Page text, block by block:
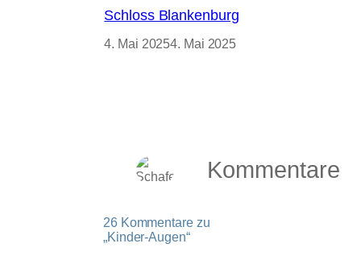
Schloss Blankenburg
4. Mai 20254. Mai 2025
Kommentare
26 Kommentare zu
„Kinder-Augen“